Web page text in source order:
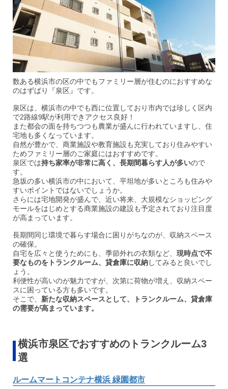
数ある横浜市の区の中でもファミリー層が住むのにおすすめな
のはずばり『泉区』です。
泉区は、横浜市の中でも西に位置しており市内では珍しく区内
で2路線9駅が利用できアクセス良好！
また都会の面を持ちつつも農業が盛んに行われていますし、住
宅地も多くなっています。
自然が豊かで、商業施設や教育施設も充実しており住みやすい
ためファミリー層のご家庭にはおすすめです。
泉区では持ち家率が非常に高く、長期間暮らす人が多いので
す。
急坂の多い横浜市の中において、平坦地が多いところも住みや
すいポイントではないでしょうか。
さらには宅地開発が盛んで、近い将来、大規模なショッピング
モールをはじめとする商業施設の建設も予定されており注目度
が高まっています。
長期間同じ環境で暮らす場合に困りがちなのが、収納スペース
の確保。
自宅を広々と使うためにも、季節外れの衣類など、 現時点で不
要なものをトランクルーム、貸倉庫に収納してみると良いでし
ょう。
利便性が高いのが魅力ですが、次第に荷物が増え、収納スペー
スに困っている方も多いです。
そこで、 新たな収納スペースとして、トランクルーム、貸倉庫
の需要が高まっています。
横浜市泉区でおすすめのトランクルーム3
選
ルームマートコンテナ横浜 緑園都市